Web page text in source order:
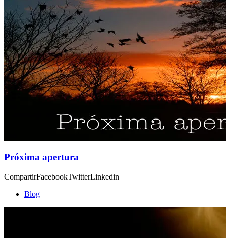
Próxima apertura
CompartirFacebookTwitterLinkedin
Blog